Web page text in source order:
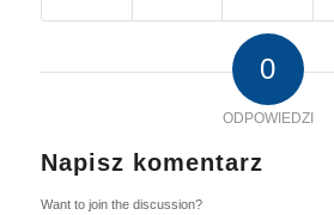
0
ODPOWIEDZI
Napisz komentarz
Want to join the discussion?